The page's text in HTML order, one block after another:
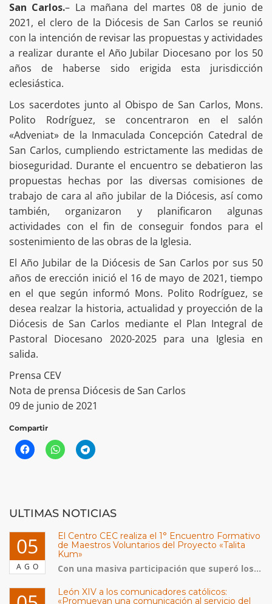
San Carlos.– La mañana del martes 08 de junio de
2021, el clero de la Diócesis de San Carlos se reunió
con la intención de revisar las propuestas y actividades
a realizar durante el Año Jubilar Diocesano por los 50
años de haberse sido erigida esta jurisdicción
eclesiástica.
Los sacerdotes junto al Obispo de San Carlos, Mons.
Polito Rodríguez, se concentraron en el salón
«Adveniat» de la Inmaculada Concepción Catedral de
San Carlos, cumpliendo estrictamente las medidas de
bioseguridad. Durante el encuentro se debatieron las
propuestas hechas por las diversas comisiones de
trabajo de cara al año jubilar de la Diócesis, así como
también, organizaron y planificaron algunas
actividades con el fin de conseguir fondos para el
sostenimiento de las obras de la Iglesia.
El Año Jubilar de la Diócesis de San Carlos por sus 50
años de erección inició el 16 de mayo de 2021, tiempo
en el que según informó Mons. Polito Rodríguez, se
desea realzar la historia, actualidad y proyección de la
Diócesis de San Carlos mediante el Plan Integral de
Pastoral Diocesano 2020-2025 para una Iglesia en
salida.
Prensa CEV
Nota de prensa Diócesis de San Carlos
09 de junio de 2021
Compartir
ULTIMAS NOTICIAS
05
AGO
El Centro CEC realiza el 1° Encuentro Formativo
de Maestros Voluntarios del Proyecto «Talita
Kum»
Con una masiva participación que superó los...
León XIV a los comunicadores católicos:
«Promuevan una comunicación al servicio del